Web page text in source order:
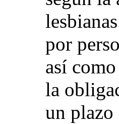
por
así
la
un plazo